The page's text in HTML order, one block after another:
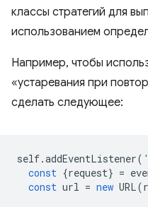
классы стратегий для
использованием
Например, чтобы
«устаревания при
сделать следующее:
self.addEventListener(
const {request} =
const url = new URL(